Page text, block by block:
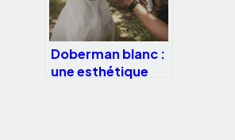
Doberman blanc :
une esthétique